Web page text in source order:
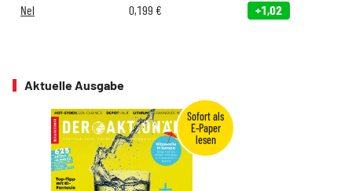
Nel 0,199 € +1,02
Aktuelle Ausgabe